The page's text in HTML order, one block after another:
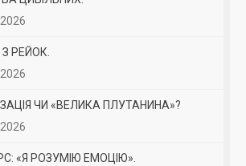
РЕЙОК.
ЧИ «ВЕЛИКА ПЛУТАНИНА»?
«Я РОЗУМІЮ ЕМОЦІЮ».